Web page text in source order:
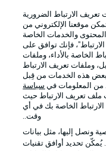
الارتباط الضرورية
موقعنا الإلكتروني من
والخدمات الخاصة
فإنك توافق على
الخاصة بالأداء، وملفات
وملفات تعريف الارتباط
بعض هذه الخدمات من قِبل
من المعلومات في سياسة
ملف تعريف الارتباط حيث
الخاصة بك في أي
وقت..
ونصل إليها، مثل بيانات
يُمكّن تحديد أوافق تقنيات